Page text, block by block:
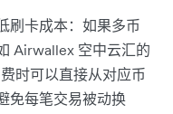
刷卡成本：如果多币
Airwallex 空中云汇的
时可以直接从对应币
免每笔交易被动换